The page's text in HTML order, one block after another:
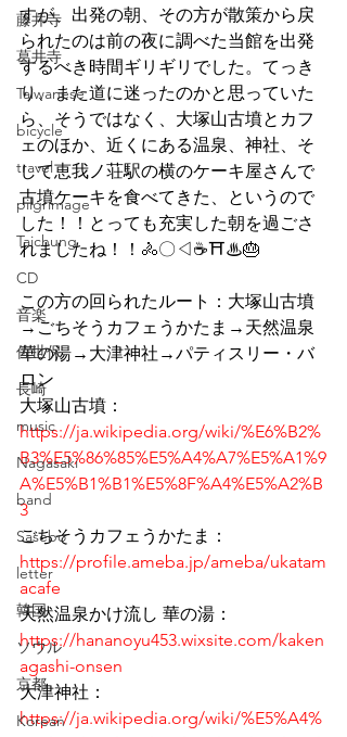
藤井寺
葛井寺
Taiwanese
bicycle
travel
pilgrimage
Taichung
CD
音楽
佐世保
長崎
music
Nagasaki
band
Sasebo
letter
韓国
ソウル
京都
Korean
すが、出発の朝、その方が散策から戻
られたのは前の夜に調べた当館を出発
するべき時間ギリギリでした。てっき
り、また道に迷ったのかと思っていた
ら、そうではなく、大塚山古墳とカフ
ェのほか、近くにある温泉、神社、そ
して恵我ノ荘駅の横のケーキ屋さんで
古墳ケーキを食べてきた、というので
した！！とっても充実した朝を過ごさ
れましたね！！🚴〇◁☕⛩♨🎂
この方の回られたルート：大塚山古墳
→ごちそうカフェうかたま→天然温泉
華の湯→大津神社→パティスリー・バ
ロン
大塚山古墳：
https://ja.wikipedia.org/wiki/%E6%B2%
B3%E5%86%85%E5%A4%A7%E5%A1%9
A%E5%B1%B1%E5%8F%A4%E5%A2%B
3
ごちそうカフェうかたま：
https://profile.ameba.jp/ameba/ukatam
acafe
天然温泉かけ流し 華の湯：
https://hananoyu453.wixsite.com/kaken
agashi-onsen
大津神社：
https://ja.wikipedia.org/wiki/%E5%A4%